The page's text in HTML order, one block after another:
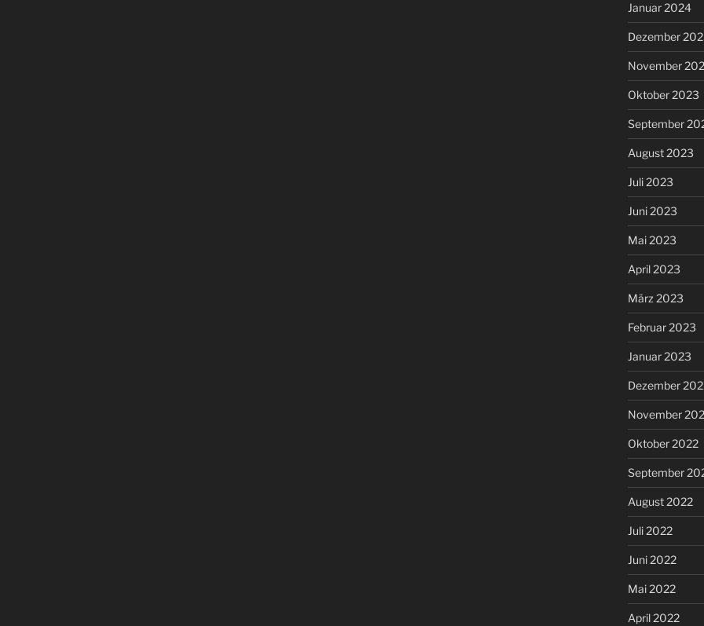
Januar 2024
Dezember
November
Oktober 2023
September
August 2023
Juli 2023
Juni 2023
Mai 2023
April 2023
März 2023
Februar 2023
Januar 2023
Dezember
November
Oktober 2022
September
August 2022
Juli 2022
Juni 2022
Mai 2022
April 2022